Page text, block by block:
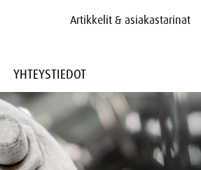
Artikkelit & asiakastarinat
YHTEYSTIEDOT